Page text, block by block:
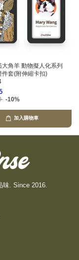
大角羊 動物擬人化系列
件套(附伸縮卡扣)
-10%
加入購物車
. Since 2016.